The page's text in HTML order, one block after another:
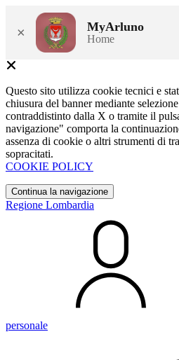
× MyArluno
Home
Questo sito utilizza cookie tecnici e
chiusura del banner mediante
contraddistinto dalla X o tramite il
navigazione" comporta la
assenza di cookie o altri strumenti di
sopracitati.
COOKIE POLICY
Continua la navigazione
Regione Lombardia
personale